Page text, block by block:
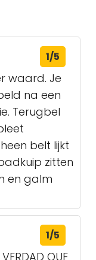
1/5
waard. Je
na een
Terugbel
belt lijkt
zitten
en galm
1/5